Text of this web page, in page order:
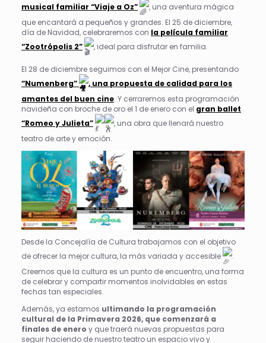
musical familiar “Viaje a Oz”
, una aventura mágica
que encantará a pequeños y grandes. El 25 de diciembre,
día de Navidad, celebraremos con la película familiar
“Zootrópolis 2”
, ideal para disfrutar en familia.
El 28 de diciembre seguimos con el Mejor Cine, presentando
“Numenberg”
, una propuesta de calidad para los
amantes del buen cine . Y cerraremos esta programación
navideña con broche de oro el 1 de enero con el gran ballet
“Romeo y Julieta”
, una obra que llenará nuestro
teatro de arte y emoción.
Desde la Concejalía de Cultura trabajamos con el objetivo
de ofrecer la mejor cultura, la más variada y accesible
Creemos que la cultura es un punto de encuentro, una forma
de celebrar y compartir momentos inolvidables en estas
fechas tan especiales.
Además, ya estamos ultimando la programación
cultural de la Primavera 2026, que comenzará a
finales de enero y que traerá nuevas propuestas para
seguir haciendo de nuestro teatro un espacio vivo y